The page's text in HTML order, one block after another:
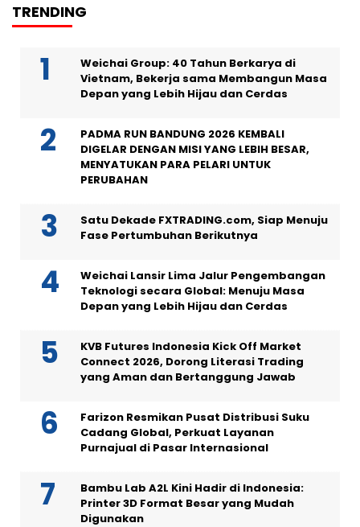
TRENDING
Weichai Group: 40 Tahun Berkarya di
Vietnam, Bekerja sama Membangun Masa
Depan yang Lebih Hijau dan Cerdas
PADMA RUN BANDUNG 2026 KEMBALI
DIGELAR DENGAN MISI YANG LEBIH BESAR,
MENYATUKAN PARA PELARI UNTUK
PERUBAHAN
Satu Dekade FXTRADING.com, Siap Menuju
Fase Pertumbuhan Berikutnya
Weichai Lansir Lima Jalur Pengembangan
Teknologi secara Global: Menuju Masa
Depan yang Lebih Hijau dan Cerdas
KVB Futures Indonesia Kick Off Market
Connect 2026, Dorong Literasi Trading
yang Aman dan Bertanggung Jawab
Farizon Resmikan Pusat Distribusi Suku
Cadang Global, Perkuat Layanan
Purnajual di Pasar Internasional
Bambu Lab A2L Kini Hadir di Indonesia:
Printer 3D Format Besar yang Mudah
Digunakan